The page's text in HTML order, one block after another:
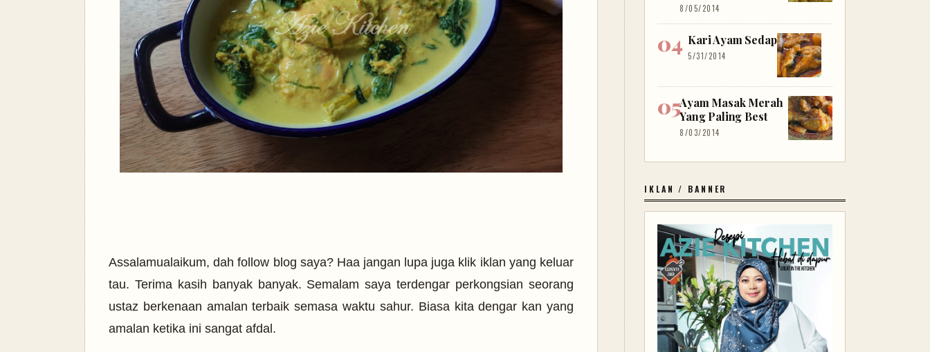
Assalamualaikum, dah follow blog saya? Haa jangan lupa juga klik iklan yang keluar
tau. Terima kasih banyak banyak. Semalam saya terdengar perkongsian seorang
ustaz berkenaan amalan terbaik semasa waktu sahur. Biasa kita dengar kan yang
amalan ketika ini sangat afdal.
8/05/2014
Kari Ayam Sedap
5/31/2014
Ayam Masak Merah
Yang Paling Best
8/03/2014
IKLAN / BANNER